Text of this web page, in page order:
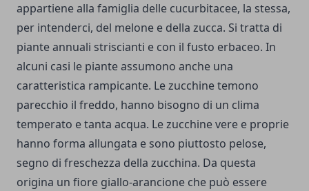
appartiene alla famiglia delle cucurbitacee, la stessa,
per intenderci, del melone e della zucca. Si tratta di
piante annuali striscianti e con il fusto erbaceo. In
alcuni casi le piante assumono anche una
caratteristica rampicante. Le zucchine temono
parecchio il freddo, hanno bisogno di un clima
temperato e tanta acqua. Le zucchine vere e proprie
hanno forma allungata e sono piuttosto pelose,
segno di freschezza della zucchina. Da questa
origina un fiore giallo-arancione che può essere